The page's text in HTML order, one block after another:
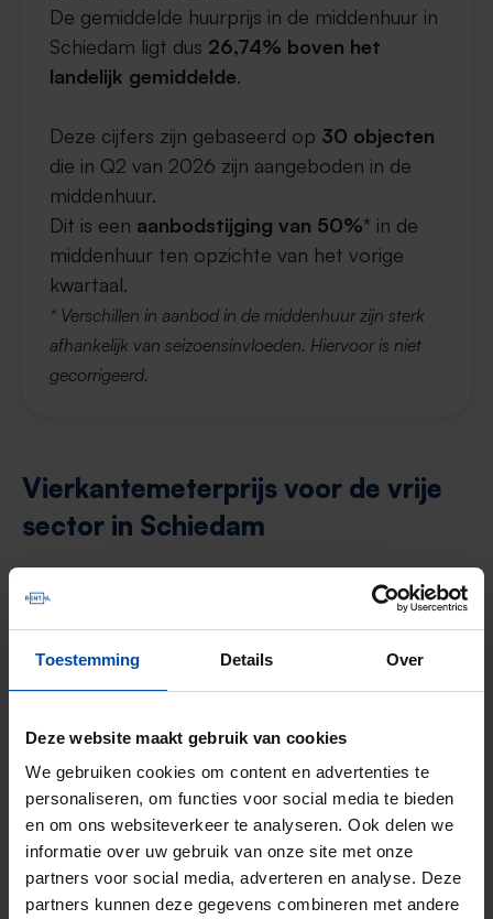
Toestemming Details Over
Deze website maakt gebruik van cookies
We gebruiken cookies om content en advertenties te
personaliseren, om functies voor social media te bieden
en om ons websiteverkeer te analyseren. Ook delen we
informatie over uw gebruik van onze site met onze
partners voor social media, adverteren en analyse. Deze
partners kunnen deze gegevens combineren met andere
De gemiddelde huurprijs in de middenhuur in
Schiedam ligt dus 26,74% boven het
landelijk gemiddelde.
Deze cijfers zijn gebaseerd op 30 objecten
die in Q2 van 2026 zijn aangeboden in de
middenhuur.
Dit is een aanbodstijging van 50%* in de
middenhuur ten opzichte van het vorige
kwartaal.
* Verschillen in aanbod in de middenhuur zijn sterk
afhankelijk van seizoensinvloeden. Hiervoor is niet
gecorrigeerd.
Vierkantemeterprijs voor de vrije
sector in Schiedam
De gemiddelde huurprijs in de vrije sector in
Schiedam was in Q2 in 2026€23,66 per
m2.
Dit is eenprijsstijging van 5,75%ten
Het landelijke gemiddelde in de vrije sector
ligt op€20,51 per m2 .
De gemiddelde huurprijs in de vrije sector in
Schiedam ligt dus
15,41% boven het
landelijk gemiddelde.